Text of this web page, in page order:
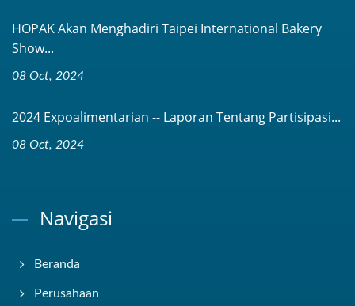
HOPAK Akan Menghadiri Taipei International Bakery
Show...
08 Oct, 2024
2024 Expoalimentarian -- Laporan Tentang Partisipasi...
08 Oct, 2024
Navigasi
Beranda
Perusahaan